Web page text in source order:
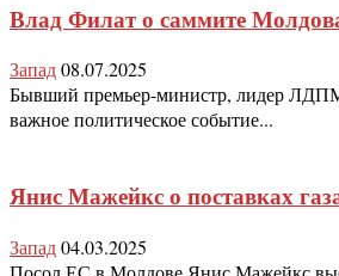
Влад Филат о саммите
Запад08.07.2025
Бывший премьер-министр, лидер ЛДПМ
важное политическое событие...
Янис Мажейкс о поставках
Запад04.03.2025